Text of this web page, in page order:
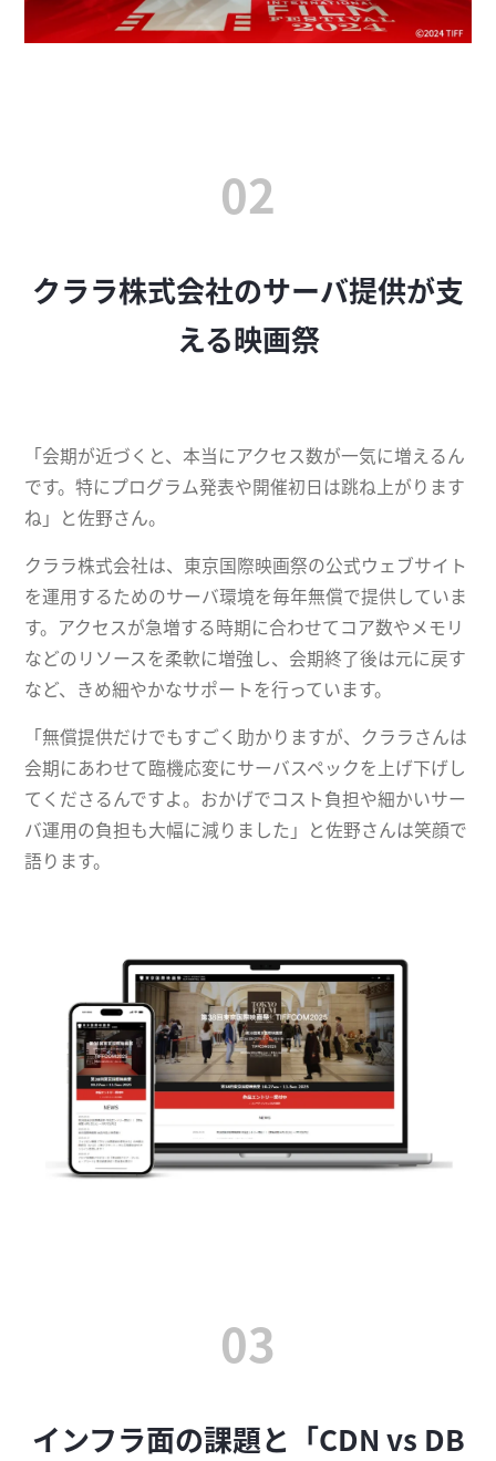
02
クララ株式会社のサーバ提供が支
える映画祭
「会期が近づくと、本当にアクセス数が一気に増えるん
です。特にプログラム発表や開催初日は跳ね上がります
ね」と佐野さん。
クララ株式会社は、東京国際映画祭の公式ウェブサイト
を運用するためのサーバ環境を毎年無償で提供していま
す。アクセスが急増する時期に合わせてコア数やメモリ
などのリソースを柔軟に増強し、会期終了後は元に戻す
など、きめ細やかなサポートを行っています。
「無償提供だけでもすごく助かりますが、クララさんは
会期にあわせて臨機応変にサーバスペックを上げ下げし
てくださるんですよ。おかげでコスト負担や細かいサー
バ運用の負担も大幅に減りました」と佐野さんは笑顔で
語ります。
03
インフラ面の課題と「CDN vs DB